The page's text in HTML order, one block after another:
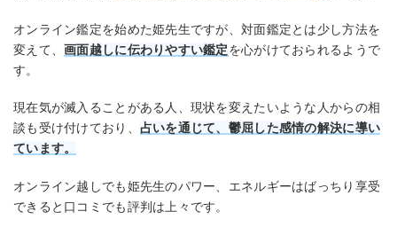
オンライン鑑定を始めた姫先生ですが、対面鑑定とは少し方法を
変えて、画面越しに伝わりやすい鑑定を心がけておられるようで
す。
現在気が滅入ることがある人、現状を変えたいような人からの相
談も受け付けており、 占いを通じて、鬱屈した感情の解決に導い
ています。
オンライン越しでも姫先生のパワー、エネルギーはばっちり享受
できると口コミでも評判は上々です。